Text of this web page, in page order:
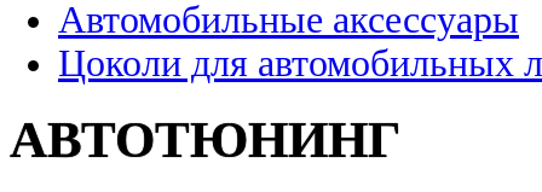
Автомобильные аксессуары
Цоколи для автомобильных
АВТОТЮНИНГ